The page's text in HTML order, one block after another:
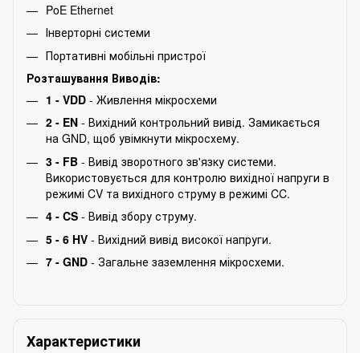
PoE Ethernet
Інверторні системи
Портативні мобільні пристрої
Розташування Виводів:
1 - VDD - Живлення мікросхеми
2 - EN - Вихідний контрольний вивід. Замикається
на GND, щоб увімкнути мікросхему.
3 - FB - Вивід зворотного зв'язку системи.
Використовується для контролю вихідної напруги в
режимі CV та вихідного струму в режимі CC.
4 - CS - Вивід збору струму.
5 - 6 HV - Вихідний вивід високої напруги.
7 - GND - Загальне заземлення мікросхеми.
Характеристики